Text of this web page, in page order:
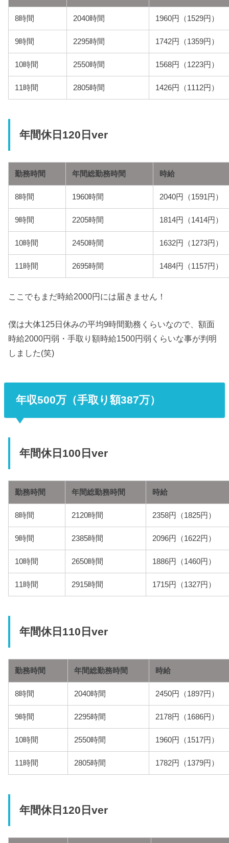
8時間 2040時間 1960円（1529円）
9時間 2295時間 1742円（1359円）
10時間 2550時間 1568円（1223円）
11時間 2805時間 1426円（1112円）
年間休日120日ver
勤務時間 年間総勤務時間 時給
8時間 1960時間 2040円（1591円）
9時間 2205時間 1814円（1414円）
10時間 2450時間 1632円（1273円）
11時間 2695時間 1484円（1157円）
ここでもまだ時給2000円には届きません！
僕は大体125日休みの平均9時間勤務くらいなので、額面
時給2000円弱・手取り額時給1500円弱くらいな事が判明
しました(笑)
年収500万（手取り額387万）
年間休日100日ver
勤務時間 年間総勤務時間 時給
8時間 2120時間 2358円（1825円）
9時間 2385時間 2096円（1622円）
10時間 2650時間 1886円（1460円）
11時間 2915時間 1715円（1327円）
年間休日110日ver
勤務時間 年間総勤務時間 時給
8時間 2040時間 2450円（1897円）
9時間 2295時間 2178円（1686円）
10時間 2550時間 1960円（1517円）
11時間 2805時間 1782円（1379円）
年間休日120日ver